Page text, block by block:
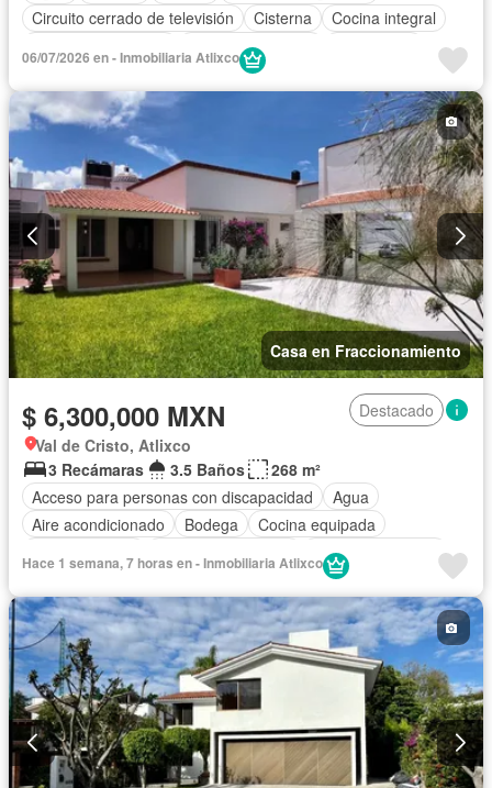
Circuito cerrado de televisión
Cisterna
Cocina integral
Cuarto de servicio
Recámara con closet
Seguridad
Televisión por cable
Wifi
Sin amueblar
06/07/2026 en - Inmobiliaria Atlixco
Casa en Fraccionamiento
$ 6,300,000 MXN
Destacado
Val de Cristo, Atlixco
3 Recámaras
3.5 Baños
268 m²
Acceso para personas con discapacidad
Agua
Aire acondicionado
Bodega
Cocina equipada
Cuarto de servicio
Recámara con closet
Seguridad
Televisión por cable
Terraza
Sin amueblar
Hace 1 semana, 7 horas en - Inmobiliaria Atlixco